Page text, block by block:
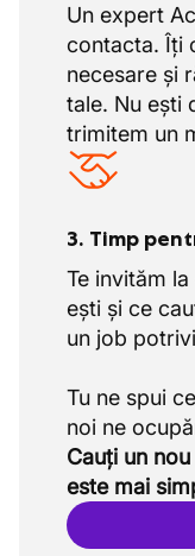
Un expert
contacta. Îți
necesare și
tale. Nu ești
trimitem un
3. Timp
Te invităm
ești și ce
un job
Tu ne spui
Cauți un
este mai